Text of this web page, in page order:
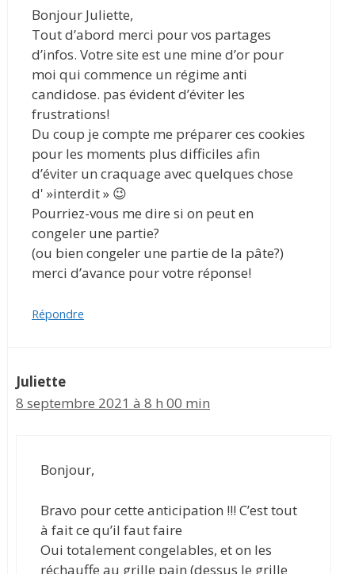
Bonjour Juliette,
Tout d’abord merci pour vos partages
d’infos. Votre site est une mine d’or pour
moi qui commence un régime anti
candidose. pas évident d’éviter les
frustrations!
Du coup je compte me préparer ces cookies
pour les moments plus difficiles afin
d’éviter un craquage avec quelques chose
d' »interdit » 😉
Pourriez-vous me dire si on peut en
congeler une partie?
(ou bien congeler une partie de la pâte?)
merci d’avance pour votre réponse!
Répondre
Juliette
8 septembre 2021 à 8 h 00 min
Bonjour,
Bravo pour cette anticipation !!! C’est tout
à fait ce qu’il faut faire
Oui totalement congelables, et on les
réchauffe au grille pain (dessus le grille